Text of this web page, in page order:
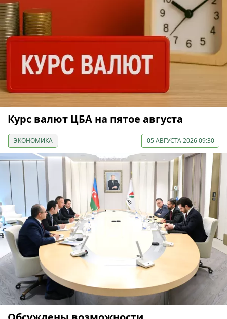
Курс валют ЦБА на пятое августа
ЭКОНОМИКА 05 АВГУСТА 2026 09:30